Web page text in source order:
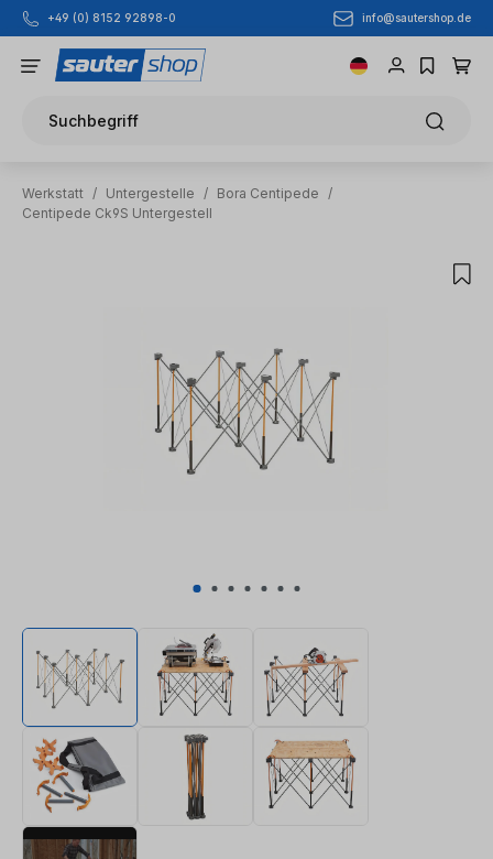
Zum Hauptinhalt springen
+49 (0) 8152 92898-0 info@sautershop.de
Suchbegriff
Werkstatt / Untergestelle / Bora Centipede
/
Centipede Ck9S Untergestell